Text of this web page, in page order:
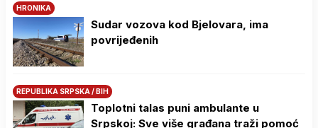
HRONIKA
Sudar vozova kod Bjelovara, ima
povrijeđenih
REPUBLIKA SRPSKA / BIH
Toplotni talas puni ambulante u
Srpskoj: Sve više građana traži pomoć